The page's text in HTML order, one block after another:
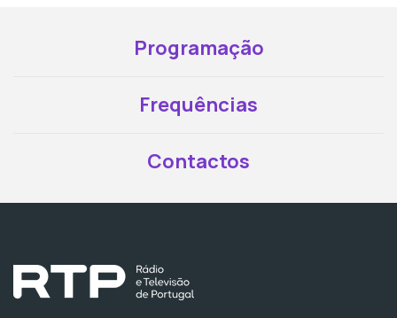
Programação
Frequências
Contactos